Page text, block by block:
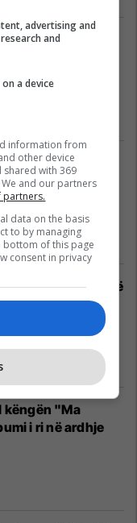
më ftoi në zyrë,
menaxhment të
eliminohen në
2024 nga
dhe Ram
Gërvalla mund të
shkaku i letrës
këngën "Ma
i ri në ardhje
advertising and
and
a device
information from
other device
shared with 369
and our partners
partners.
data on the basis
to by managing
bottom of this page
consent in privacy